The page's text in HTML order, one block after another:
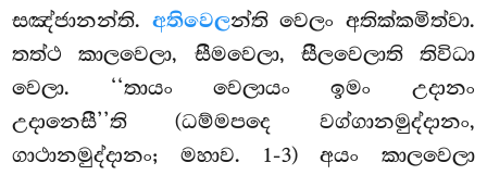
සඤ්ජානන්ති. අතිවෙලන්ති වෙලං අතික්කමිත්වා.
තත්ථ කාලවෙලා, සීමවෙලා, සීලවෙලාති තිවිධා
වෙලා. ‘‘තායං වෙලායං ඉමං උදානං
උදානෙසී’’ති (ධම්මපදෙ වග්ගානමුද්දානං,
ගාථානමුද්දානං; මහාව. 1-3) අයං කාලවෙලා